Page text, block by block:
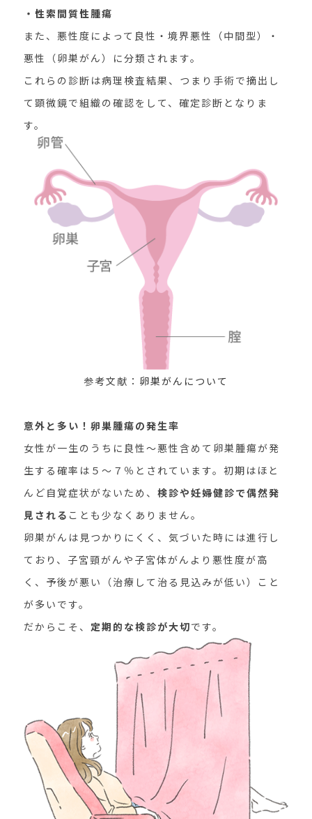
・性索間質性腫瘍
また、悪性度によって良性・境界悪性（中間型）・
悪性（卵巣がん）に分類されます。
これらの診断は病理検査結果、つまり手術で摘出し
て顕微鏡で組織の確認をして、確定診断となりま
す。
参考文献： 卵巣がんについて
意外と多い！卵巣腫瘍の発生率
女性が一生のうちに良性～悪性含めて卵巣腫瘍が発
生する確率は５～７％とされています。初期はほと
んど自覚症状がないため、 検診や妊婦健診で偶然発
見される ことも少なくありません。
卵巣がんは見つかりにくく、気づいた時には進行し
ており、子宮頸がんや子宮体がんより悪性度が高
く、予後が悪い（治療して治る見込みが低い）こと
が多いです。
だからこそ、 定期的な検診が大切です。